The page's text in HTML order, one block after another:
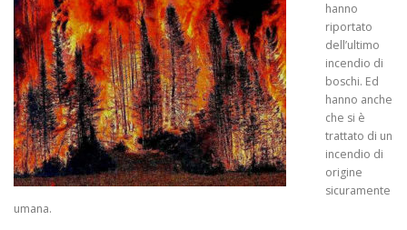
hanno
riportato
dell’ultimo
incendio di
boschi. Ed
hanno anche
che si è
trattato di un
incendio di
origine
sicuramente
umana.